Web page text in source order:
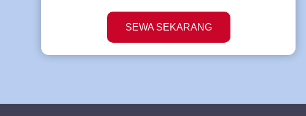
SEWA SEKARANG